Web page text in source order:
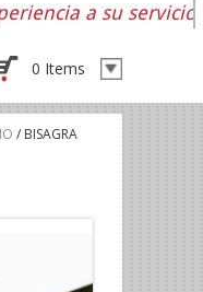
a su servicio
0 Items
/ BISAGRA